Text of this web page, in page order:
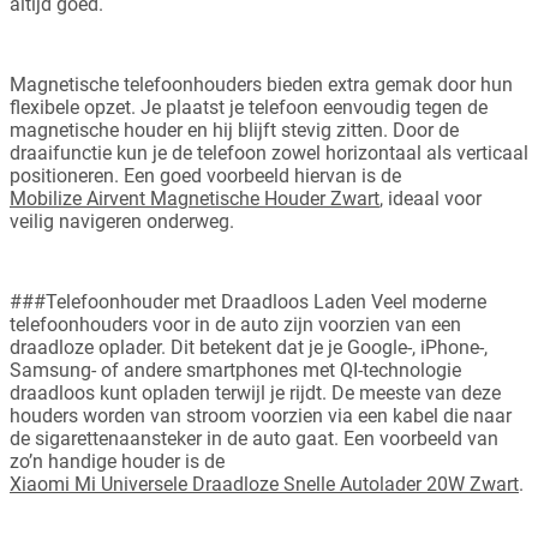
Magnetische telefoonhouders bieden extra gemak door hun
flexibele opzet. Je plaatst je telefoon eenvoudig tegen de
magnetische houder en hij blijft stevig zitten. Door de
draaifunctie kun je de telefoon zowel horizontaal als verticaal
positioneren. Een goed voorbeeld hiervan is de
Mobilize Airvent Magnetische Houder Zwart, ideaal voor
veilig navigeren onderweg.
###Telefoonhouder met Draadloos Laden Veel moderne
telefoonhouders voor in de auto zijn voorzien van een
draadloze oplader. Dit betekent dat je je Google-, iPhone-,
Samsung- of andere smartphones met QI-technologie
draadloos kunt opladen terwijl je rijdt. De meeste van deze
houders worden van stroom voorzien via een kabel die naar
de sigarettenaansteker in de auto gaat. Een voorbeeld van
zo’n handige houder is de
Xiaomi Mi Universele Draadloze Snelle Autolader 20W Zwart.